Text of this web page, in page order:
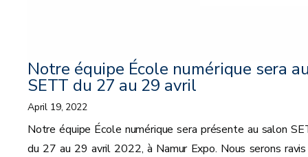
Notre équipe École numérique sera
SETT du 27 au 29 avril
April 19, 2022
Notre équipe École numérique sera présente au salon
du 27 au 29 avril 2022, à Namur Expo. Nous serons